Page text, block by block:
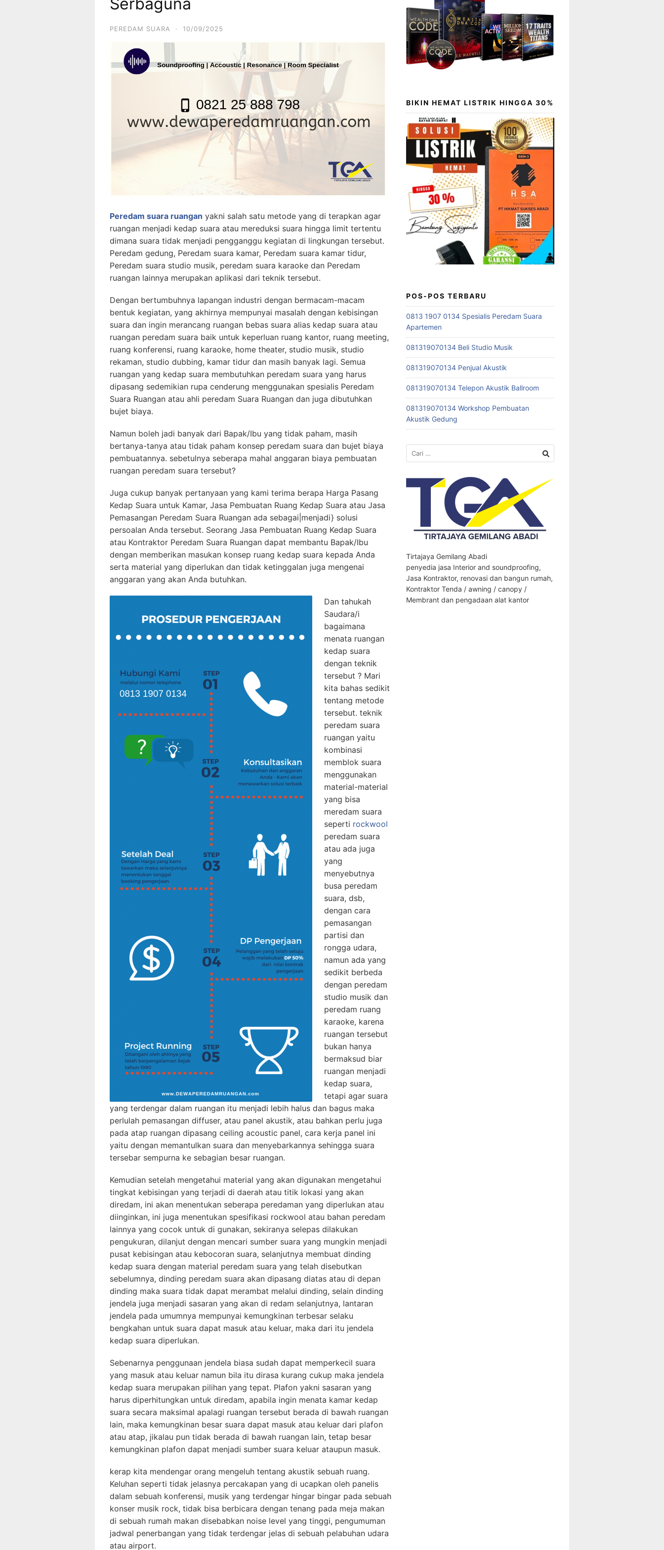
PEREDAM SUARA · 10/09/2025
Peredam suara ruangan yakni salah satu metode yang di terapkan agar
ruangan menjadi kedap suara atau mereduksi suara hingga limit tertentu
dimana suara tidak menjadi pengganggu kegiatan di lingkungan tersebut.
Peredam gedung, Peredam suara kamar, Peredam suara kamar tidur,
Peredam suara studio musik, peredam suara karaoke dan Peredam
ruangan lainnya merupakan aplikasi dari teknik tersebut.
Dengan bertumbuhnya lapangan industri dengan bermacam-macam
bentuk kegiatan, yang akhirnya mempunyai masalah dengan kebisingan
suara dan ingin merancang ruangan bebas suara alias kedap suara atau
ruangan peredam suara baik untuk keperluan ruang kantor, ruang meeting,
ruang konferensi, ruang karaoke, home theater, studio musik, studio
rekaman, studio dubbing, kamar tidur dan masih banyak lagi. Semua
ruangan yang kedap suara membutuhkan peredam suara yang harus
dipasang sedemikian rupa cenderung menggunakan spesialis Peredam
Suara Ruangan atau ahli peredam Suara Ruangan dan juga dibutuhkan
bujet biaya.
Namun boleh jadi banyak dari Bapak/Ibu yang tidak paham, masih
bertanya-tanya atau tidak paham konsep peredam suara dan bujet biaya
pembuatannya. sebetulnya seberapa mahal anggaran biaya pembuatan
ruangan peredam suara tersebut?
Juga cukup banyak pertanyaan yang kami terima berapa Harga Pasang
Kedap Suara untuk Kamar, Jasa Pembuatan Ruang Kedap Suara atau Jasa
Pemasangan Peredam Suara Ruangan ada sebagai|menjadi} solusi
persoalan Anda tersebut. Seorang Jasa Pembuatan Ruang Kedap Suara
atau Kontraktor Peredam Suara Ruangan dapat membantu Bapak/Ibu
dengan memberikan masukan konsep ruang kedap suara kepada Anda
serta material yang diperlukan dan tidak ketinggalan juga mengenai
anggaran yang akan Anda butuhkan.
Dan tahukah
Saudara/i
bagaimana
menata ruangan
kedap suara
dengan teknik
tersebut ? Mari
kita bahas sedikit
tentang metode
tersebut. teknik
peredam suara
ruangan yaitu
kombinasi
memblok suara
menggunakan
material-material
yang bisa
meredam suara
seperti rockwool
peredam suara
atau ada juga
yang
menyebutnya
busa peredam
suara, dsb,
dengan cara
pemasangan
partisi dan
rongga udara,
namun ada yang
sedikit berbeda
dengan peredam
studio musik dan
peredam ruang
karaoke, karena
ruangan tersebut
bukan hanya
bermaksud biar
ruangan menjadi
kedap suara,
tetapi agar suara
yang terdengar dalam ruangan itu menjadi lebih halus dan bagus maka
perlulah pemasangan diffuser, atau panel akustik, atau bahkan perlu juga
pada atap ruangan dipasang ceiling acoustic panel, cara kerja panel ini
yaitu dengan memantulkan suara dan menyebarkannya sehingga suara
tersebar sempurna ke sebagian besar ruangan.
Kemudian setelah mengetahui material yang akan digunakan mengetahui
tingkat kebisingan yang terjadi di daerah atau titik lokasi yang akan
diredam, ini akan menentukan seberapa peredaman yang diperlukan atau
diinginkan, ini juga menentukan spesifikasi rockwool atau bahan peredam
lainnya yang cocok untuk di gunakan, sekiranya selepas dilakukan
pengukuran, dilanjut dengan mencari sumber suara yang mungkin menjadi
pusat kebisingan atau kebocoran suara, selanjutnya membuat dinding
kedap suara dengan material peredam suara yang telah disebutkan
sebelumnya, dinding peredam suara akan dipasang diatas atau di depan
dinding maka suara tidak dapat merambat melalui dinding, selain dinding
jendela juga menjadi sasaran yang akan di redam selanjutnya, lantaran
jendela pada umumnya mempunyai kemungkinan terbesar selaku
bengkahan untuk suara dapat masuk atau keluar, maka dari itu jendela
kedap suara diperlukan.
Sebenarnya penggunaan jendela biasa sudah dapat memperkecil suara
yang masuk atau keluar namun bila itu dirasa kurang cukup maka jendela
kedap suara merupakan pilihan yang tepat. Plafon yakni sasaran yang
harus diperhitungkan untuk diredam, apabila ingin menata kamar kedap
suara secara maksimal apalagi ruangan tersebut berada di bawah ruangan
lain, maka kemungkinan besar suara dapat masuk atau keluar dari plafon
atau atap, jikalau pun tidak berada di bawah ruangan lain, tetap besar
kemungkinan plafon dapat menjadi sumber suara keluar ataupun masuk.
kerap kita mendengar orang mengeluh tentang akustik sebuah ruang.
Keluhan seperti tidak jelasnya percakapan yang di ucapkan oleh panelis
dalam sebuah konferensi, musik yang terdengar hingar bingar pada sebuah
konser musik rock, tidak bisa berbicara dengan tenang pada meja makan
di sebuah rumah makan disebabkan noise level yang tinggi, pengumuman
jadwal penerbangan yang tidak terdengar jelas di sebuah pelabuhan udara
atau airport.
BIKIN HEMAT LISTRIK HINGGA 30%
POS-POS TERBARU
0813 1907 0134 Spesialis Peredam Suara
Apartemen
081319070134 Beli Studio Musik
081319070134 Penjual Akustik
081319070134 Telepon Akustik Ballroom
081319070134 Workshop Pembuatan
Akustik Gedung
Cari
untuk:
Tirtajaya Gemilang Abadi
penyedia jasa Interior and soundproofing,
Jasa Kontraktor, renovasi dan bangun rumah,
Kontraktor Tenda / awning / canopy /
Membrant dan pengadaan alat kantor